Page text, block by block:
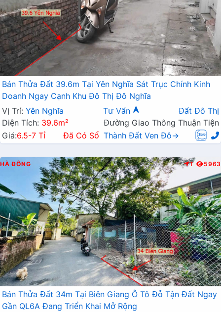
Bán Thửa Đất 39.6m Tại Yên Nghĩa Sát Trục Chính Kinh
Doanh Ngay Cạnh Khu Đô Thị Đô Nghĩa
Vị Trí: Yên Nghĩa Tư Vấn
Đất Đô Thị
Diện Tích: 39.6m²
Đường Giao Thông Thuận Tiện
Giá:6.5-7 Tỉ Đã Có Sổ Thành Đất Ven Đô→
HÀ ĐÔNG T 5963
Bán Thửa Đất 34m Tại Biên Giang Ô Tô Đỗ Tận Đất Ngay
Gần QL6A Đang Triển Khai Mở Rộng